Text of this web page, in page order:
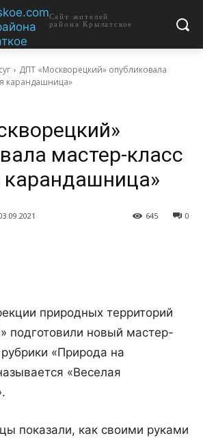
Сайт жителей
района Крылатское
ДПТ «Москворецкий» опубликовала
карандашница»
мастер-класс
карандашница»
0
645
природных территорий
подготовили новый мастер-
«Природа на
«Веселая
показали, как своими руками